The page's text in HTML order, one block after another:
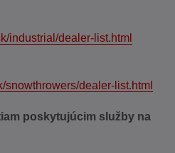
industrial/dealer-list.html
snowthrowers/dealer-list.html
poskytujúcim služby na